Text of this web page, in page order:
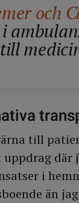
och
till
i
än